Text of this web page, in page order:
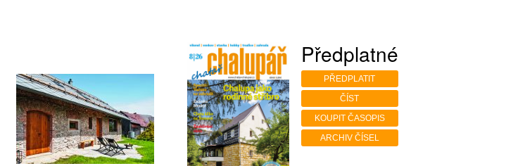
Předplatné
PŘEDPLATIT
ČÍST
KOUPIT ČASOPIS
ARCHIV ČÍSEL